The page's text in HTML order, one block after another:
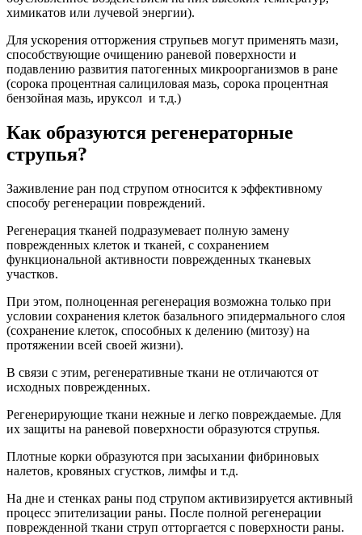
химикатов или лучевой энергии).
Для ускорения отторжения струпьев могут применять мази,
способствующие очищению раневой поверхности и
подавлению развития патогенных микроорганизмов в ране
(сорока процентная салициловая мазь, сорока процентная
бензойная мазь, ируксол и т.д.)
Как образуются регенераторные
струпья?
Заживление ран под струпом относится к эффективному
способу регенерации повреждений.
Регенерация тканей подразумевает полную замену
поврежденных клеток и тканей, с сохранением
функциональной активности поврежденных тканевых
участков.
При этом, полноценная регенерация возможна только при
условии сохранения клеток базального эпидермального слоя
(сохранение клеток, способных к делению (митозу) на
протяжении всей своей жизни).
В связи с этим, регенеративные ткани не отличаются от
исходных поврежденных.
Регенерирующие ткани нежные и легко повреждаемые. Для
их защиты на раневой поверхности образуются струпья.
Плотные корки образуются при засыхании фибриновых
налетов, кровяных сгустков, лимфы и т.д.
На дне и стенках раны под струпом активизируется активный
процесс эпителизации раны. После полной регенерации
поврежденной ткани струп отторгается с поверхности раны.